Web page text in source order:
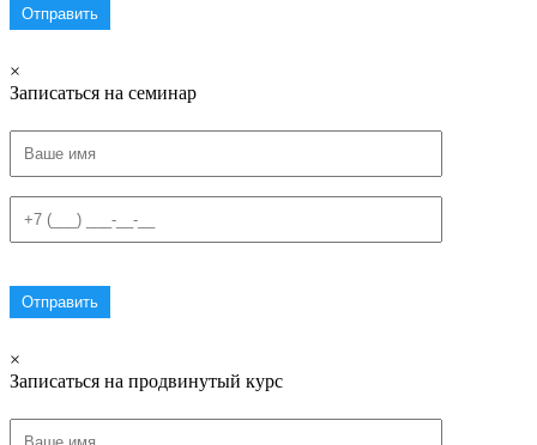
×
Записаться на семинар
×
Записаться на продвинутый курс